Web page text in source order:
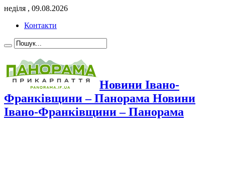
неділя , 09.08.2026
Контакти
Новини Івано-
Франківщини – Панорама Новини
Івано-Франківщини – Панорама